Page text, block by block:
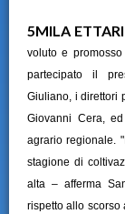
5MILA
voluto e promosso
partecipato il
Giuliano, i direttori
Giovanni Cera,
agrario regionale.
stagione di
alta – afferma
rispetto allo scorso